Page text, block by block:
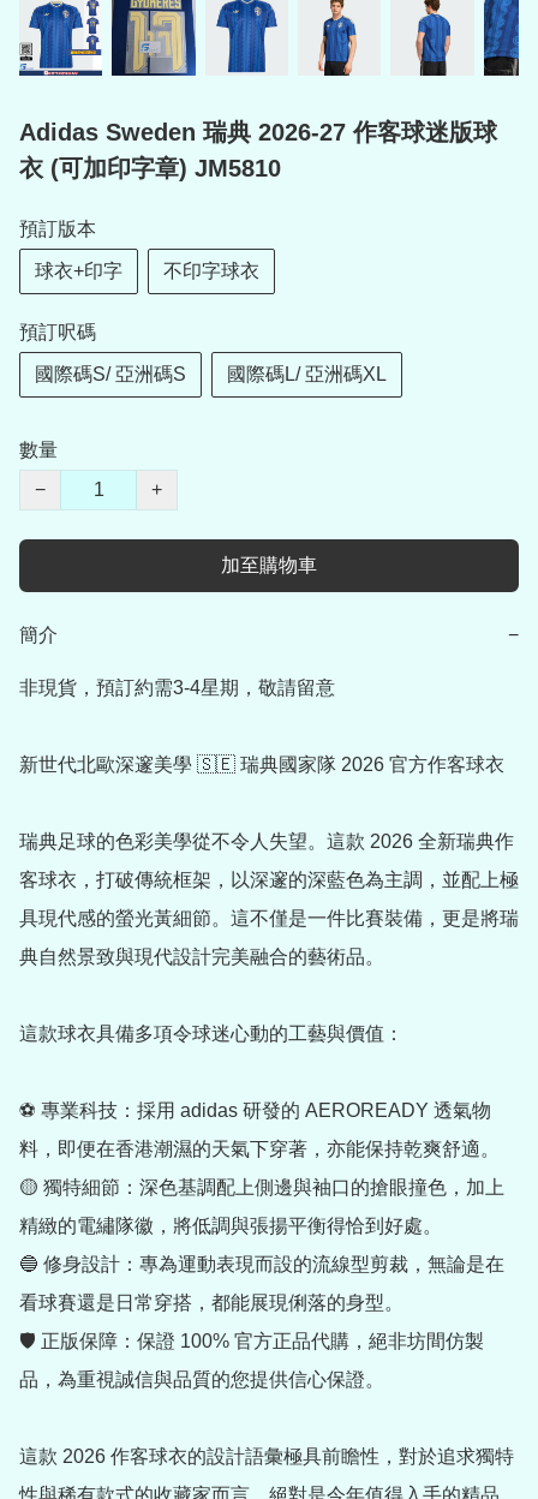
Adidas Sweden 瑞典 2026-27 作客球迷版球
衣 (可加印字章) JM5810
預訂版本
球衣+印字 不印字球衣
預訂呎碼
國際碼S/ 亞洲碼S 國際碼L/ 亞洲碼XL
數量
−
+
加至購物車
簡介 −
非現貨，預訂約需3-4星期，敬請留意
新世代北歐深邃美學 🇸🇪 瑞典國家隊 2026 官方作客球衣
瑞典足球的色彩美學從不令人失望。這款 2026 全新瑞典作
客球衣，打破傳統框架，以深邃的深藍色為主調，並配上極
具現代感的螢光黃細節。這不僅是一件比賽裝備，更是將瑞
典自然景致與現代設計完美融合的藝術品。
這款球衣具備多項令球迷心動的工藝與價值：
⚽️ 專業科技：採用 adidas 研發的 AEROREADY 透氣物
料，即便在香港潮濕的天氣下穿著，亦能保持乾爽舒適。
🟡 獨特細節：深色基調配上側邊與袖口的搶眼撞色，加上
精緻的電繡隊徽，將低調與張揚平衡得恰到好處。
🔵 修身設計：專為運動表現而設的流線型剪裁，無論是在
看球賽還是日常穿搭，都能展現俐落的身型。
🛡️ 正版保障：保證 100% 官方正品代購，絕非坊間仿製
品，為重視誠信與品質的您提供信心保證。
這款 2026 作客球衣的設計語彙極具前瞻性，對於追求獨特